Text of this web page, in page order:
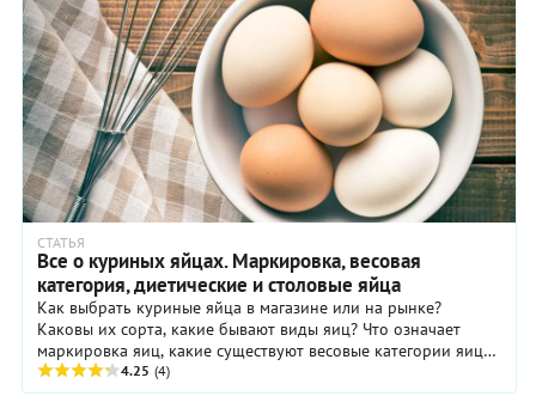
просто невозможно.
СТАТЬЯ
Все о куриных яйцах. Маркировка, весовая
категория, диетические и столовые яйца
Как выбрать куриные яйца в магазине или на рынке?
Каковы их сорта, какие бывают виды яиц? Что означает
маркировка яиц, какие существуют весовые категории яиц?
Что, наконец, подразумевается под ...
4.25 (4)